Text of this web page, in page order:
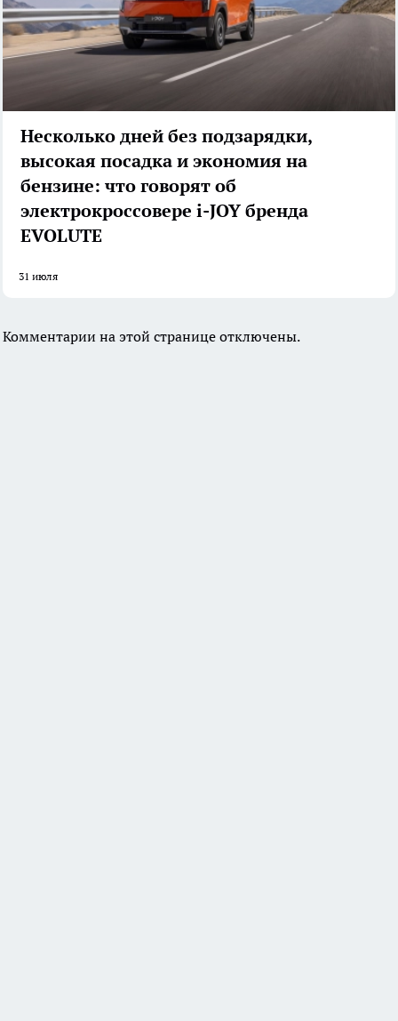
Несколько дней без подзарядки,
высокая посадка и экономия на
бензине: что говорят об
электрокроссовере i-JOY бренда
EVOLUTE
31 июля
Комментарии на этой странице отключены.